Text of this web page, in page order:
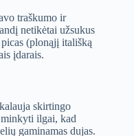
traškumo ir
netikėtai užsukus
(plonąjį itališką
įdarais.
skirtingo
ilgai, kad
gaminamas dujas.